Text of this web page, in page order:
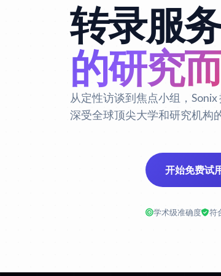
转录服
的研究
从定性访谈到焦点小组，
深受全球顶尖大学和研究机构
开始免费试
学术级准确度 符